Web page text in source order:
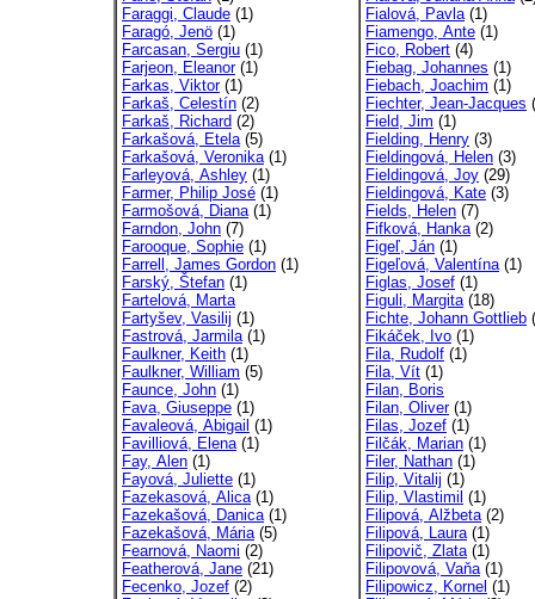
Faraggi, Claude (1)
Faragó, Jenö (1)
Farcasan, Sergiu (1)
Farjeon, Eleanor(1)
Farkas, Viktor(1)
Farkaš, Celestín (2)
Farkaš, Richard (2)
Farkašová, Etela(5)
Farkašová, Veronika(1)
Farleyová, Ashley (1)
Farmer, Philip José (1)
Farmošová, Diana(1)
Farndon, John (7)
Farooque, Sophie (1)
Farrell, James Gordon (1)
Farský, Štefan (1)
Fartelová, Marta
Fartyšev, Vasilij (1)
Fastrová, Jarmila(1)
Faulkner, Keith (1)
Faulkner, William (5)
Faunce, John (1)
Fava, Giuseppe (1)
Favaleová, Abigail (1)
Favilliová, Elena(1)
Fay, Alen (1)
Fayová, Juliette (1)
Fazekasová, Alica(1)
Fazekašová, Danica(1)
Fazekašová, Mária(5)
Fearnová, Naomi (2)
Featherová, Jane (21)
Fecenko, Jozef (2)
Fialová, Pavla(1)
Fiamengo, Ante (1)
Fico, Robert (4)
Fiebag, Johannes (1)
Fiebach, Joachim (1)
Fiechter, Jean-Jacques
Field, Jim (1)
Fielding, Henry (3)
Fieldingová, Helen (3)
Fieldingová, Joy (29)
Fieldingová, Kate (3)
Fields, Helen (7)
Fifková, Hanka(2)
Figeľ, Ján (1)
Figeľová, Valentína(1)
Figlas, Josef (1)
Figuli, Margita(18)
Fichte, Johann Gottlieb
Fikáček, Ivo (1)
Fila, Rudolf (1)
Fila, Vít (1)
Filan, Boris
Filan, Oliver(1)
Filas, Jozef (1)
Filčák, Marian (1)
Filer, Nathan (1)
Filip, Vitalij (1)
Filip, Vlastimil (1)
Filipová, Alžbeta(2)
Filipová, Laura(1)
Filipovič, Zlata(1)
Filipovová, Vaňa(1)
Filipowicz, Kornel (1)